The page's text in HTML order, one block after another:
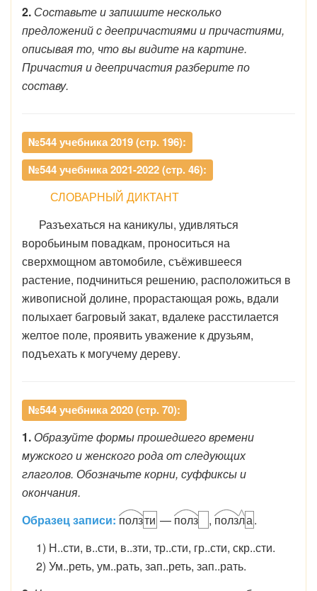
2. Составьте и запишите несколько
предложений с деепричастиями и причастиями,
описывая то, что вы видите на картине.
Причастия и деепричастия разберите по
составу.
№544 учебника 2019 (стр. 196):
№544 учебника 2021-2022 (стр. 46):
СЛОВАРНЫЙ ДИКТАНТ
Разъехаться на каникулы, удивляться
воробьиным повадкам, проноситься на
сверхмощном автомобиле, съёжившееся
растение, подчиниться решению, расположиться в
живописной долине, прорастающая рожь, вдали
полыхает багровый закат, вдалеке расстилается
желтое поле, проявить уважение к друзьям,
подъехать к могучему дереву.
№544 учебника 2020 (стр. 70):
1. Образуйте формы прошедшего времени
мужского и женского рода от следующих
глаголов. Обозначьте корни, суффиксы и
окончания.
Образец записи: ползти —полз , ползла.
1) Н..сти, в..сти, в..зти, тр..сти, гр..сти, скр..сти.
2) Ум..реть, ум..рать, зап..реть, зап..рать.